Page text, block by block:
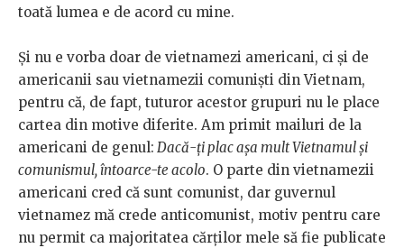
toată lumea e de acord cu mine.
Și nu e vorba doar de vietnamezi americani, ci și de
americanii sau vietnamezii comuniști din Vietnam,
pentru că, de fapt, tuturor acestor grupuri nu le place
cartea din motive diferite. Am primit mailuri de la
americani de genul: Dacă-ți plac așa mult Vietnamul și
comunismul, întoarce-te acolo. O parte din vietnamezii
americani cred că sunt comunist, dar guvernul
vietnamez mă crede anticomunist, motiv pentru care
nu permit ca majoritatea cărților mele să fie publicate